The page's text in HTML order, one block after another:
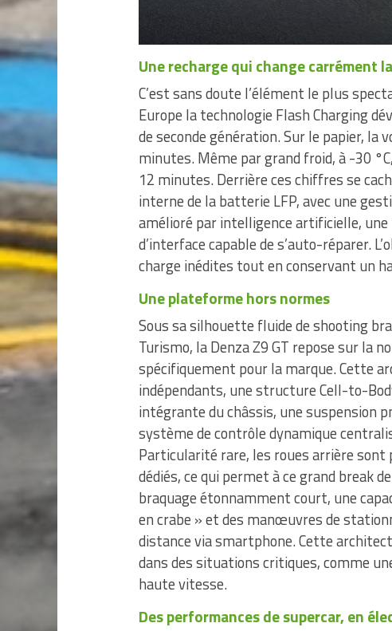
Une recharge qui change carrément
C’est sans doute l’élément le plus
Europe la technologie Flash Charging
de seconde génération. Sur le papier, la
minutes. Même par grand froid, à -30
12 minutes. Derrière ces chiffres se
interne de la batterie LFP, avec une
amélioré par intelligence artificielle,
d’interface capable de s’auto-réparer.
charge inédites tout en conservant un
Une plateforme hors normes
Sous sa silhouette fluide de shooting
Turismo, la Denza Z9 GT repose sur la
spécifiquement pour la marque. Cette
indépendants, une structure Cell-to-
intégrante du châssis, une suspension
système de contrôle dynamique
Particularité rare, les roues arrière
dédiés, ce qui permet à ce grand break
braquage étonnamment court, une
en crabe » et des manœuvres de
distance via smartphone. Cette
dans des situations critiques, comme
haute vitesse.
Des performances de supercar, en